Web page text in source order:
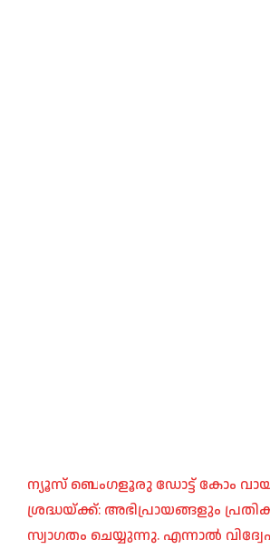
ന്യൂസ് ബെംഗളൂരു ഡോട്ട് കോം
ശ്രദ്ധയ്ക്ക്: അഭിപ്രായങ്ങളും
സ്വാഗതം ചെയ്യുന്നു. എന്നാൽ